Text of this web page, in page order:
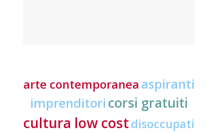
arte contemporanea aspiranti
imprenditori corsi gratuiti
cultura low costdisoccupati